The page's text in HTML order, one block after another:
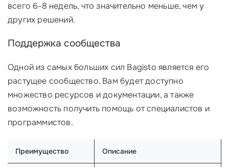
всего 6-8 недель, что значительно меньше, чем у
других решений.
Поддержка сообщества
Одной из самых больших сил Bagisto является его
растущее сообщество. Вам будет доступно
множество ресурсов и документации, а также
возможность получить помощь от специалистов и
программистов.
Преимущество Описание